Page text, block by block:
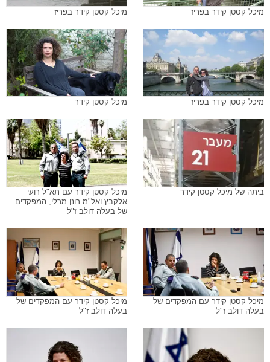
מיכל קסטן קידר בפריז מיכל קסטן קידר בפריז
מיכל קסטן קידר בפריז מיכל קסטן קידר
ביתה של מיכל קסטן קידר
מיכל קסטן קידר עם תא"ל רועי
אלקבץ ואל"מ רונן מרלי, המפקדים
של בעלה דולב ז"ל
מיכל קסטן קידר עם המפקדים של
בעלה דולב ז"ל
מיכל קסטן קידר עם המפקדים של
בעלה דולב ז"ל